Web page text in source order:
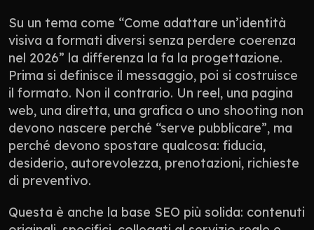
Su un tema come “Come adattare un’identità
visiva a formati diversi senza perdere coerenza
nel 2026” la differenza la fa la progettazione.
Prima si definisce il messaggio, poi si costruisce
il formato. Non il contrario. Un reel, una pagina
web, una diretta, una grafica o uno shooting non
devono nascere perché “serve pubblicare”, ma
perché devono spostare qualcosa: fiducia,
desiderio, autorevolezza, prenotazioni, richieste
di preventivo.
Questa è anche la base SEO più solida: contenuti